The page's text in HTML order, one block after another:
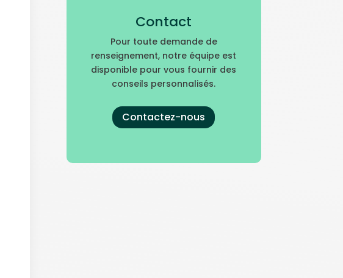
Contact
Pour toute demande de
renseignement, notre équipe est
disponible pour vous fournir des
conseils personnalisés.
Contactez-nous